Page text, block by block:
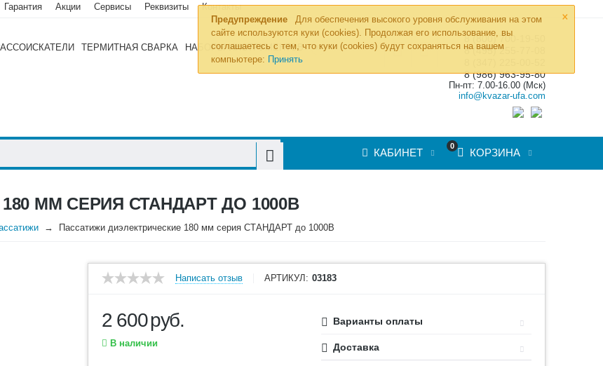
×
Предупреждение
Для обеспечения высокого уровня обслуживания на этом
сайте используются куки (cookies). Продолжая его использование, вы
соглашаетесь с тем, что куки (cookies) будут сохраняться на вашем
компьютере: Принять
Гарантия Акции Сервисы Реквизиты Контакты
ТЕРМИТНАЯ СВАРКА НАБОРЫ ИНСТРУМЕНТОВ »
8 (800) 700-19-50
8 (495) 255-77-08
8 (986) 963-95-80
Пн-пт: 7.00-16.00 (Мск)
info@kvazar-ufa.com
0
КОРЗИНА
КАБИНЕТ
ММ СЕРИЯ СТАНДАРТ ДО 1000В
Пассатижи диэлектрические 180 мм серия СТАНДАРТ до 1000В
Написать отзыв АРТИКУЛ: 03183
2 600руб.
В наличии
Варианты оплаты
Доставка